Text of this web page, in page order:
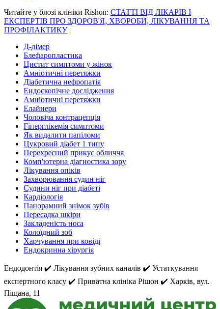
Читайте у блозі клініки Rishon: СТАТТІ ВІД ЛІКАРІВ І
ЕКСПЕРТІВ ПРО ЗДОРОВ'Я, ХВОРОБИ, ЛІКУВАННЯ ТА
ПРОФІЛАКТИКУ
Д-дімер
Блефаропластика
Цистит симптоми у жінок
Амніотичні перетяжки
Діабетична нефропатія
Ендоскопічне дослідження
Амніотичні перетяжки
Елайнери
Чоловіча контрацепція
Гіперглікемія симптоми
Як видалити папіломи
Цукровий діабет 1 типу
Перехресний прикус обличчя
Комп'ютерна діагностика зору
Лікування опіків
Захворювання судин ніг
Судини ніг при діабеті
Кардіологія
Панорамний знімок зубів
Пересадка шкіри
Закладеність носа
Колоїдний зоб
Харчування при ковіді
Ендокринна хірургія
Ендодонтія ✔️ Лікування зубних каналів ✔️ Устаткування
експертного класу ✔️ Приватна клініка Рішон ✔️ Харків, вул.
Піщана, 11